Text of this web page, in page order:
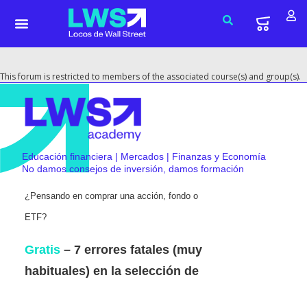
This forum is restricted to members of the associated course(s) and group(s).
Educación financiera | Mercados | Finanzas y Economía
No damos consejos de inversión, damos formación
¿Pensando en comprar una acción, fondo o
ETF?
Gratis – 7 errores fatales (muy
habituales) en la selección de